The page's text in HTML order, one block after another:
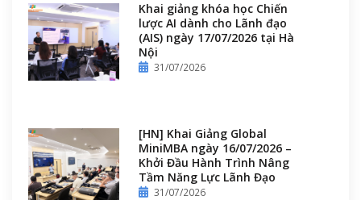
Khai giảng khóa học Chiến
lược AI dành cho Lãnh đạo
(AIS) ngày 17/07/2026 tại Hà
Nội
31/07/2026
[HN] Khai Giảng Global
MiniMBA ngày 16/07/2026 –
Khởi Đầu Hành Trình Nâng
Tầm Năng Lực Lãnh Đạo
31/07/2026